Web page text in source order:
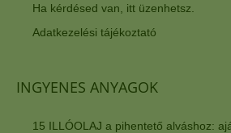
Ha kérdésed van, itt üzenhetsz.
Adatkezelési tájékoztató
INGYENES ANYAGOK
15 ILLÓOLAJ a pihentető alváshoz: